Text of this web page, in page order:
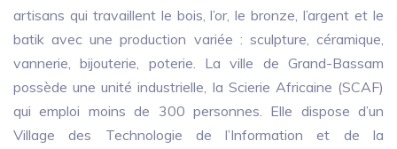
artisans qui travaillent le bois, l’or, le bronze, l’argent et le
batik avec une production variée : sculpture, céramique,
vannerie, bijouterie, poterie. La ville de Grand-Bassam
possède une unité industrielle, la Scierie Africaine (SCAF)
qui emploi moins de 300 personnes. Elle dispose d’un
Village des Technologie de l’Information et de la